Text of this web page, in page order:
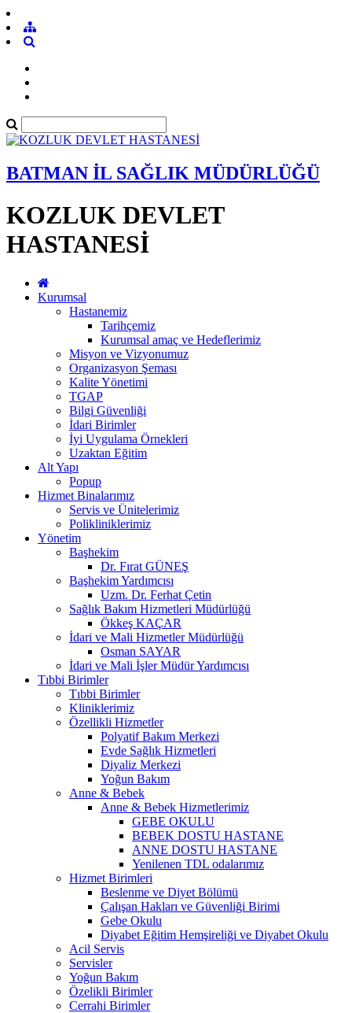
BATMAN İL SAĞLIK MÜDÜRLÜĞÜ
KOZLUK DEVLET
HASTANESİ
Kurumsal
Hastanemiz
Tarihçemiz
Kurumsal amaç ve Hedeflerimiz
Misyon ve Vizyonumuz
Organizasyon Şeması
Kalite Yönetimi
TGAP
Bilgi Güvenliği
İdari Birimler
İyi Uygulama Örnekleri
Uzaktan Eğitim
Alt Yapı
Popup
Hizmet Binalarımız
Servis ve Ünitelerimiz
Polikliniklerimiz
Yönetim
Başhekim
Dr. Fırat GÜNEŞ
Başhekim Yardımcısı
Uzm. Dr. Ferhat Çetin
Sağlık Bakım Hizmetleri Müdürlüğü
Ökkeş KAÇAR
İdari ve Mali Hizmetler Müdürlüğü
Osman SAYAR
İdari ve Mali İşler Müdür Yardımcısı
Tıbbi Birimler
Tıbbi Birimler
Kliniklerimiz
Özellikli Hizmetler
Polyatif Bakım Merkezi
Evde Sağlık Hizmetleri
Diyaliz Merkezi
Yoğun Bakım
Anne & Bebek
Anne & Bebek Hizmetlerimiz
GEBE OKULU
BEBEK DOSTU HASTANE
ANNE DOSTU HASTANE
Yenilenen TDL odalarımız
Hizmet Birimleri
Beslenme ve Diyet Bölümü
Çalışan Hakları ve Güvenliği Birimi
Gebe Okulu
Diyabet Eğitim Hemşireliği ve Diyabet Okulu
Acil Servis
Servisler
Yoğun Bakım
Özelikli Birimler
Cerrahi Birimler